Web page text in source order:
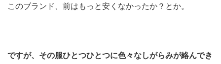
このブランド、前はもっと安くなかったか？とか。
ですが、その服ひとつひとつに色々なしがらみが絡んでき